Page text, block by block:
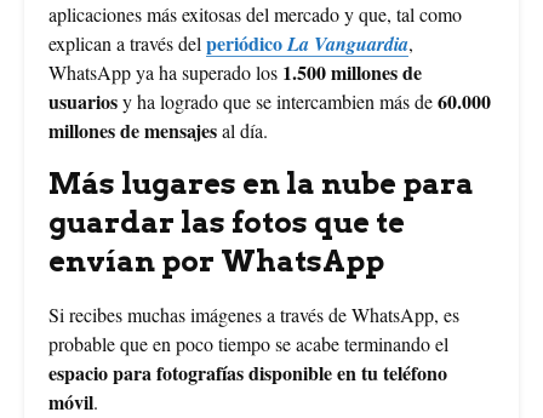
aplicaciones más exitosas del mercado y que, tal como
explican a través del periódicoLa Vanguardia,
WhatsApp ya ha superado los 1.500 millones de
usuariosy ha logrado que se intercambien más de60.000
millones de mensajesal día.
Más lugares en la nube para
guardar las fotos que te
envían por WhatsApp
Si recibes muchas imágenes a través de WhatsApp, es
probable que en poco tiempo se acabe terminando el
espacio para fotografías disponible en tu teléfono
móvil.